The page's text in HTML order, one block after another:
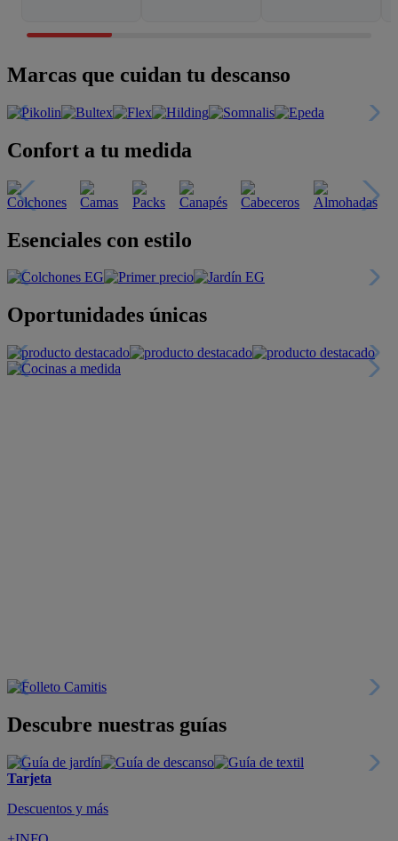
Marcas que cuidan tu descanso
Confort a tu medida
Esenciales con estilo
Oportunidades únicas
Descubre nuestras guías
Tarjeta
Descuentos y más